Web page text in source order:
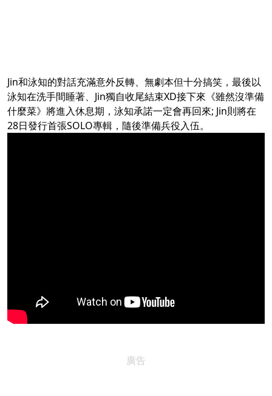
Jin和泳知的對話充滿意外反轉、無劇本但十分搞笑，最後以
泳知在洗手間睡著、Jin獨自收尾結束XD接下來《雖然沒準備
什麼菜》將進入休息期，泳知承諾一定會再回來; Jin則將在
28日發行首張SOLO專輯，隨後準備兵役入伍。
廣告